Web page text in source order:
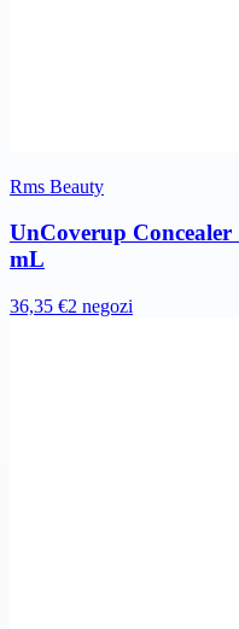
Rms Beauty
UnCoverup
mL
36,35 €2 negozi